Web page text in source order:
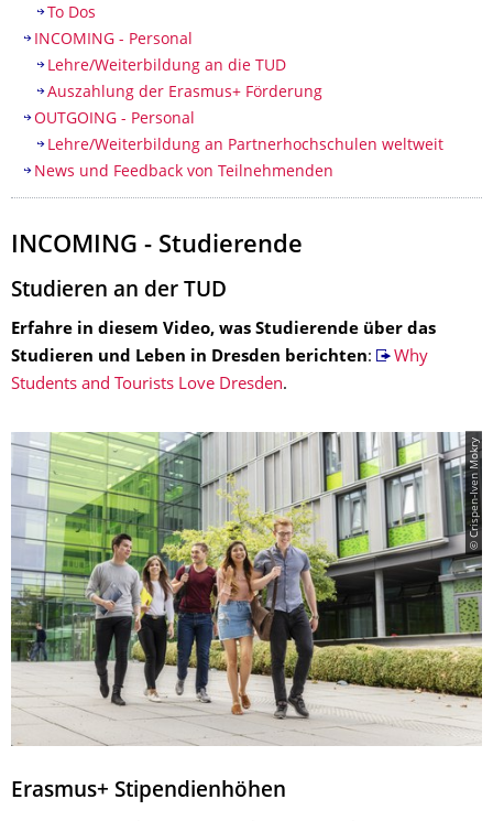
To Dos
INCOMING - Personal
Lehre/Weiterbildung an die TUD
Auszahlung der Erasmus+ Förderung
OUTGOING - Personal
Lehre/Weiterbildung an Partnerhochschulen weltweit
News und Feedback von Teilnehmenden
INCOMING - Studierende
Studieren an der TUD
Erfahre in diesem Video, was Studierende über das
Studieren und Leben in Dresden berichten:
Why
Students and Tourists Love Dresden.
© Crispen-Iven Mokry
Erasmus+ Stipendienhöhen